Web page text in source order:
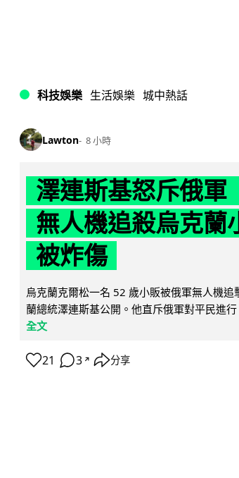
科技娛樂 生活娛樂 城中熱話
Lawton 8 小時
澤連斯基怒斥俄軍
無人機追殺烏克蘭
被炸傷
烏克蘭克爾松一名 52 歲小販被俄軍無人機
蘭總統澤連斯基公開。他直斥俄軍對平民進
全文
21 3 ↗ 分享